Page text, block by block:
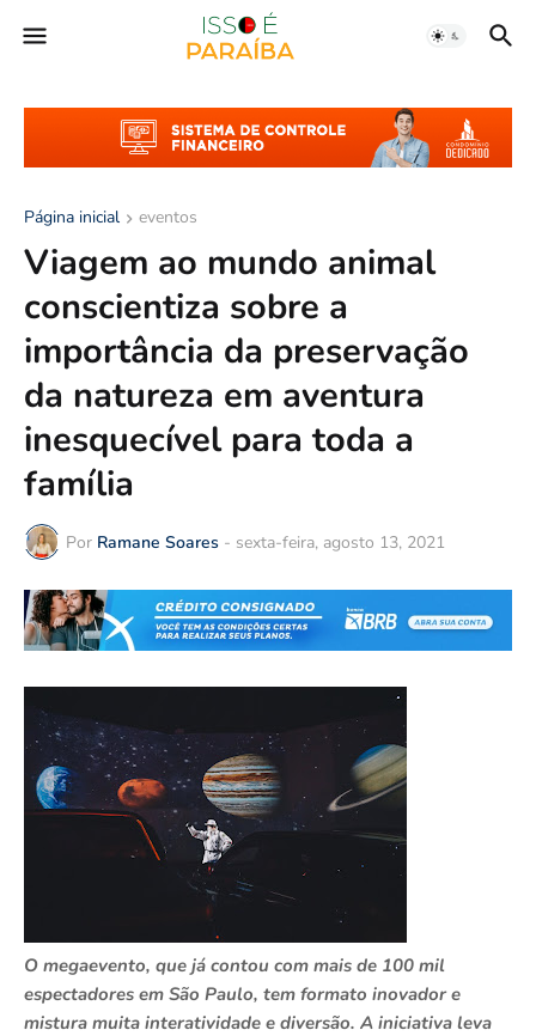
Página inicial eventos
Viagem ao mundo animal
conscientiza sobre a
importância da preservação
da natureza em aventura
inesquecível para toda a
família
Por Ramane Soares - sexta-feira, agosto 13, 2021
O megaevento, que já contou com mais de 100 mil
espectadores em São Paulo, tem formato inovador e
mistura muita interatividade e diversão. A iniciativa leva